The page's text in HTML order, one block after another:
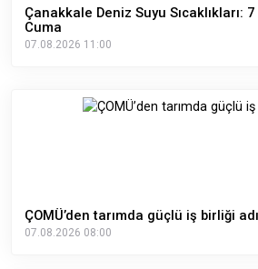
Çanakkale Deniz Suyu Sıcaklıkları:
Cuma
07.08.2026 11:00
ÇOMÜ’den tarımda güçlü iş birliği
07.08.2026 08:00